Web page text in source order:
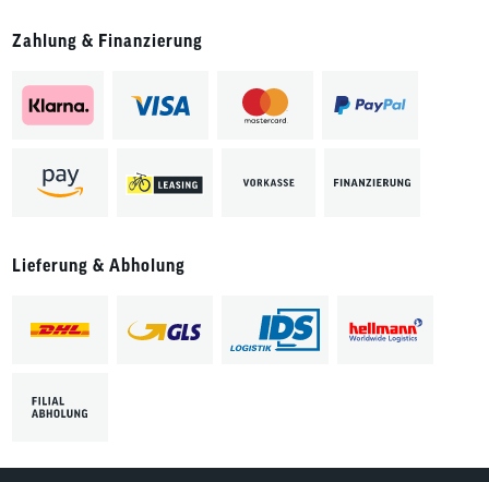
Zahlung & Finanzierung
Lieferung & Abholung